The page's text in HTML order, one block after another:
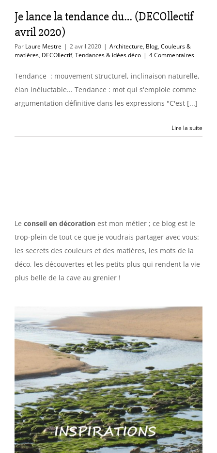
& idées déco
Je lance la tendance du… (DECOllectif
avril 2020)
Par Laure Mestre | 2 avril 2020 | Architecture, Blog, Couleurs &
matières, DECOllectif, Tendances & idées déco | 4 Commentaires
Tendance : mouvement structurel, inclinaison naturelle,
élan inéluctable... Tendance : mot qui s'emploie comme
argumentation définitive dans les expressions "C'est [...]
Lire la suite
Le conseil en décoration est mon métier ; ce blog est le
trop-plein de tout ce que je voudrais partager avec vous:
les secrets des couleurs et des matières, les mots de la
déco, les découvertes et les petits plus qui rendent la vie
plus belle de la cave au grenier !